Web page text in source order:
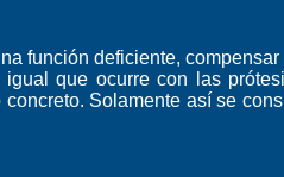
función deficiente,
que ocurre con las
Solamente así se